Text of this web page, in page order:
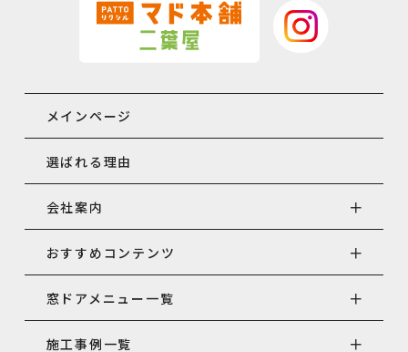
メインページ
選ばれる理由
会社案内
おすすめコンテンツ
窓ドアメニュー一覧
施工事例一覧